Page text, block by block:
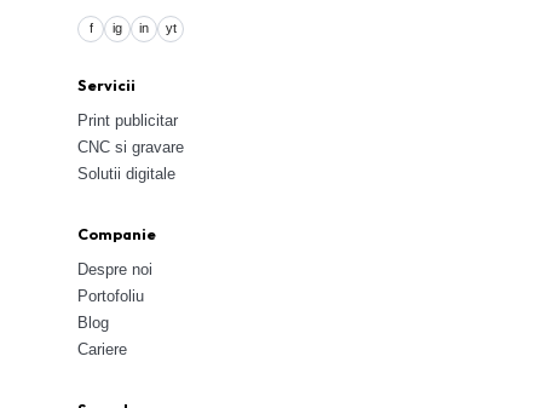
f ig in yt
Servicii
Print publicitar
CNC si gravare
Solutii digitale
Companie
Despre noi
Portofoliu
Blog
Cariere